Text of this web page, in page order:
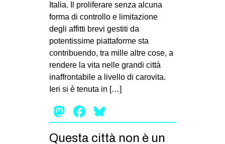
Italia. Il proliferare senza alcuna
forma di controllo e limitazione
degli affitti brevi gestiti da
potentissime piattaforme sta
contribuendo, tra mille altre cose, a
rendere la vita nelle grandi città
inaffrontabile a livello di carovita.
Ieri si è tenuta in […]
Mastodon
Facebook
Questa città non è un